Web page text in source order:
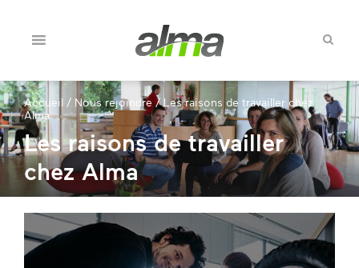
Accueil / Nous rejoindre/Les raisons de travailler chez
Alma
Les raisons de travailler
chez Alma